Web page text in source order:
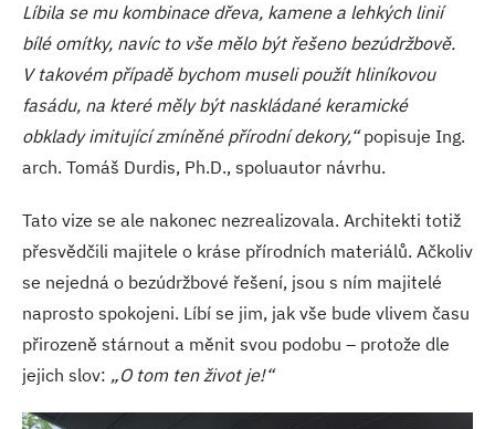
Líbila se mu kombinace dřeva, kamene a lehkých linií
bílé omítky, navíc to vše mělo být řešeno bezúdržbově.
V takovém případě bychom museli použít hliníkovou
fasádu, na které měly být naskládané keramické
obklady imitující zmíněné přírodní dekory,“popisuje Ing.
arch. Tomáš Durdis, Ph.D., spoluautor návrhu.
Tato vize se ale nakonec nezrealizovala. Architekti totiž
přesvědčili majitele o kráse přírodních materiálů. Ačkoliv
se nejedná o bezúdržbové řešení, jsou s ním majitelé
naprosto spokojeni. Líbí se jim, jak vše bude vlivem času
přirozeně stárnout a měnit svou podobu – protože dle
jejich slov: „O tom ten život je!“